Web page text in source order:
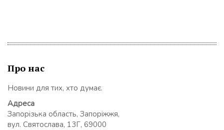
Про нас
Новини для тих, хто думає.
Адреса
Запорізька область, Запоріжжя,
вул. Святослава, 13Г, 69000